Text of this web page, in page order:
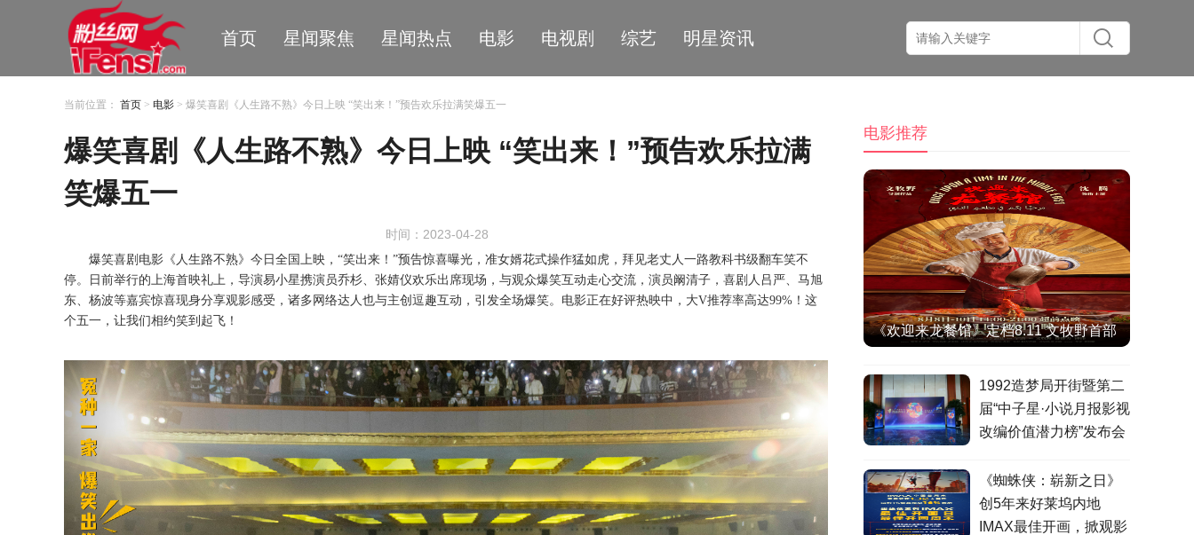
首页 星闻聚焦 星闻热点 电影 电视剧 综艺 明星资讯
当前位置： 首页 > 电影 > 爆笑喜剧《人生路不熟》今日上映 “笑出来！”预告欢乐拉满笑爆五一
爆笑喜剧《人生路不熟》今日上映 “笑出来！”预告欢乐拉满
笑爆五一
时间：2023-04-28
爆笑喜剧 电影《人生路不熟》 今日全国上映， “笑出来 ！ ”预告惊喜曝光，准女婿花式操作猛如虎，拜见老丈人一路教科书级翻车笑不
停。日前举行的上海首映礼上，导演易小星携演员乔杉、张婧仪欢乐出席现场，与观众爆笑互动走心交流，演员阚清子，喜剧人吕严、马旭
东、杨波等嘉宾惊喜现身分享观影感受，诸多网络达人也与主创逗趣互动，引发全场爆笑。 电影正在好评热映中， 大V推荐率高达99%！ 这
个五一，让我们相约笑到起飞！
电影推荐
《欢迎来龙餐馆》定档8.11 文牧野首部
1992造梦局开街暨第二
届“中子星·小说月报影视
改编价值潜力榜”发布会
《蜘蛛侠：崭新之日》
创5年来好莱坞内地
IMAX最佳开画，掀观影